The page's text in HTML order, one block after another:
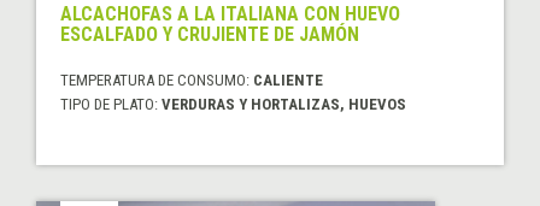
ALCACHOFAS A LA ITALIANA CON HUEVO
ESCALFADO Y CRUJIENTE DE JAMÓN
TEMPERATURA DE CONSUMO: CALIENTE
TIPO DE PLATO: VERDURAS Y HORTALIZAS, HUEVOS